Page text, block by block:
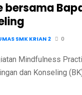
SMK KRIAN 2 0
Mindfulness
dan Konseling